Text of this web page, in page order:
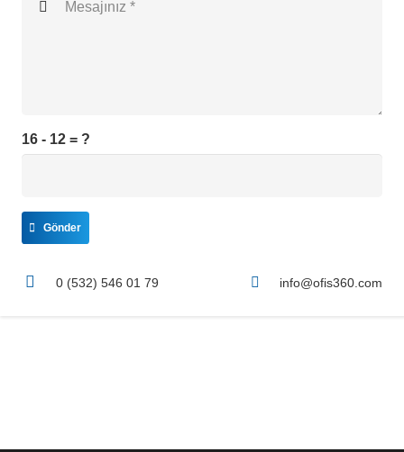
16 - 12 = ?
Gönder
0 (532) 546 01 79 info@ofis360.com